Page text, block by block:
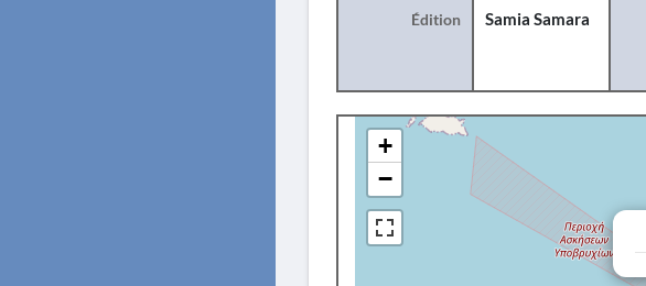
Édition Samia Samara
+
−